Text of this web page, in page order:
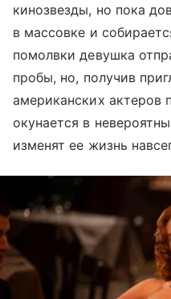
кинозвезды, но пока
в массовке и
помолвки девушка
пробы, но, получив
американских актеров
окунается в
изменят ее жизнь